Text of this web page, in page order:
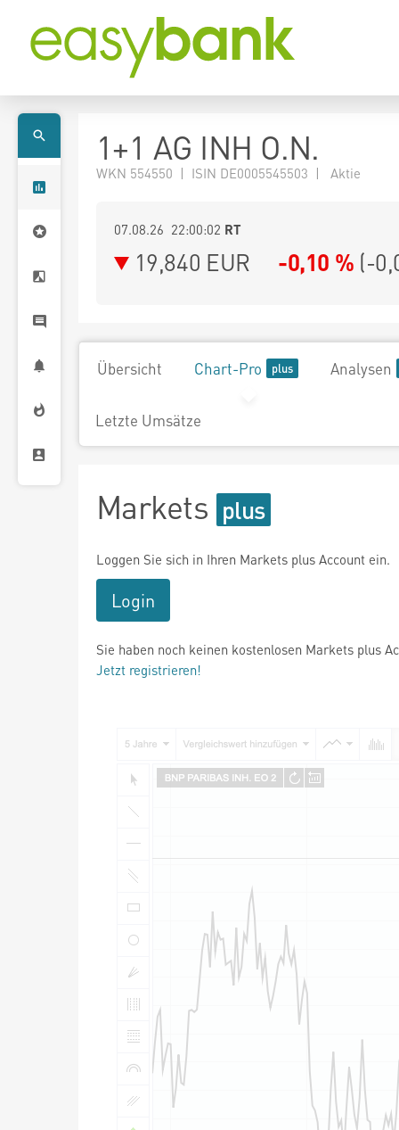
1+1 AG INH O.N.
WKN 554550 | ISIN DE0005545503 | Aktie
07.08.26 22:00:02 RT
19,840 EUR -0,10 % (-
Übersicht Chart-Pro Analysen
Letzte Umsätze
Markets
Loggen Sie sich in Ihren Markets plus Account ein.
Login
Sie haben noch keinen kostenlosen Markets plus
Jetzt registrieren!